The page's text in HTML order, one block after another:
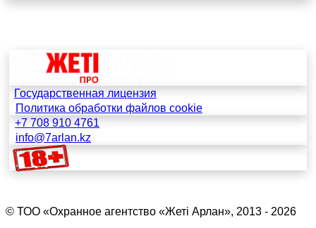
Государственная лицензия
Политика обработки файлов cookie
+7 708 910 4761
info@7arlan.kz
© ТОО «Охранное агентство «Жетi Арлан», 2013 - 2026